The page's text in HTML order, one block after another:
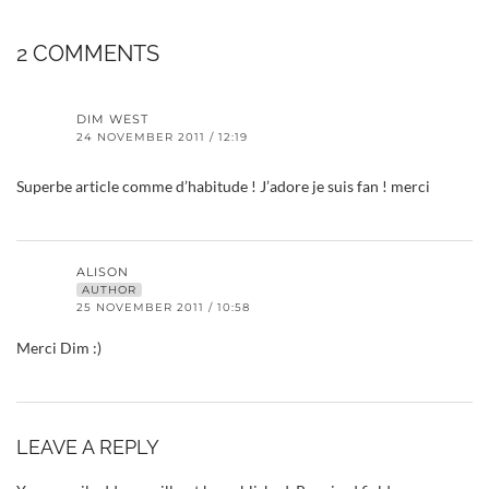
2 COMMENTS
DIM WEST
24 NOVEMBER 2011 / 12:19
Superbe article comme d’habitude ! J’adore je suis fan ! merci
ALISON
AUTHOR
25 NOVEMBER 2011 / 10:58
Merci Dim :)
LEAVE A REPLY